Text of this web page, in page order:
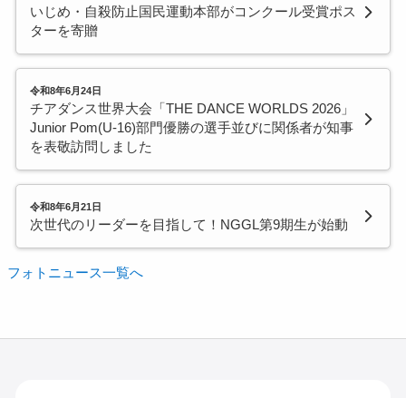
いじめ・自殺防止国民運動本部がコンクール受賞ポス
ターを寄贈
令和8年6月24日
チアダンス世界大会「THE DANCE WORLDS 2026」
Junior Pom(U-16)部門優勝の選手並びに関係者が知事
を表敬訪問しました
令和8年6月21日
次世代のリーダーを目指して！NGGL第9期生が始動
フォトニュース一覧へ